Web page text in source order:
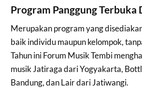
Program Panggung Terbuka
Merupakan program yang
baik individu maupun kelompok,
Tahun ini Forum Musik Tembi
musik Jatiraga dari Yogyakarta,
Bandung, dan Lair dari Jatiwangi.